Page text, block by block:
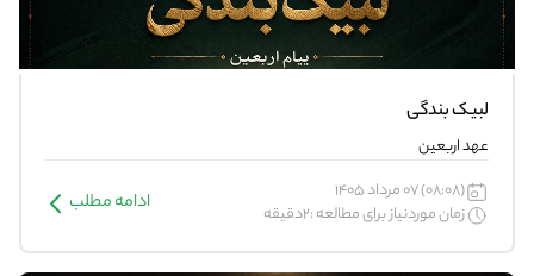
لبیک بندگی
عهد اربعین
(08:08) 07 مرداد 1405
زمان موردنیاز برای مطالعه :2دقیقه
ادامه مطلب